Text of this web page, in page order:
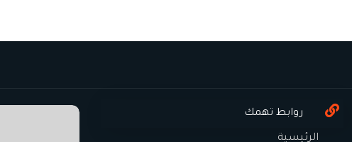
روابط تهمك
الرئيسية